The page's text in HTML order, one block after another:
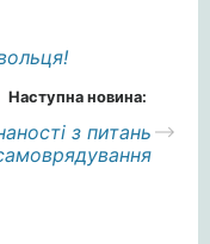
Наступна новина:
з питань